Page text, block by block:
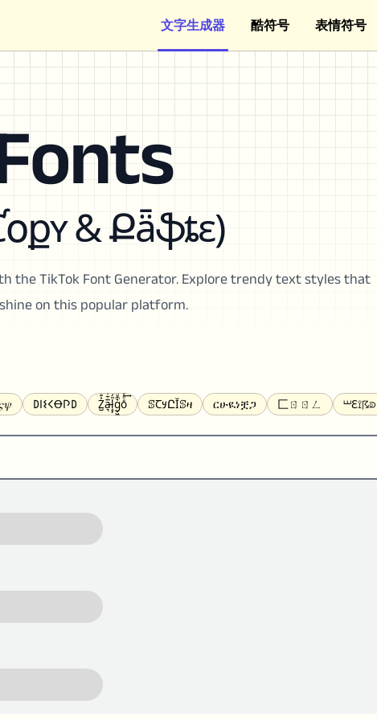
文字生成器 酷符号 表情符号
& Քǟֆȶɛ)
the TikTok Font Generator. Explore trendy text styles that
on this popular platform.
𐌃𐌉𐌔𐌂Ꝋ𐌐𐌃 Z̺͐̐a̵͉̅͋̇l̝̙̎́g̬͖̣͉͛ͫͧͅoͣͦͮ͢͠ ꕷꞆ𐒦ԸĬꕷዛ ርሁዪነቿጋ 匚ㄖㄖㄥ ⏙ℇ⟟☈⟄